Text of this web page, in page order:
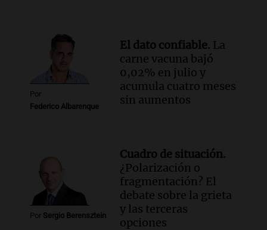
Episodios
Por
Federico Albarenque
El dato confiable. La
carne vacuna bajó
0,02% en julio y
acumula cuatro meses
sin aumentos
Por Sergio Berensztein
Cuadro de situación.
¿Polarización o
fragmentación? El
debate sobre la grieta
y las terceras
opciones